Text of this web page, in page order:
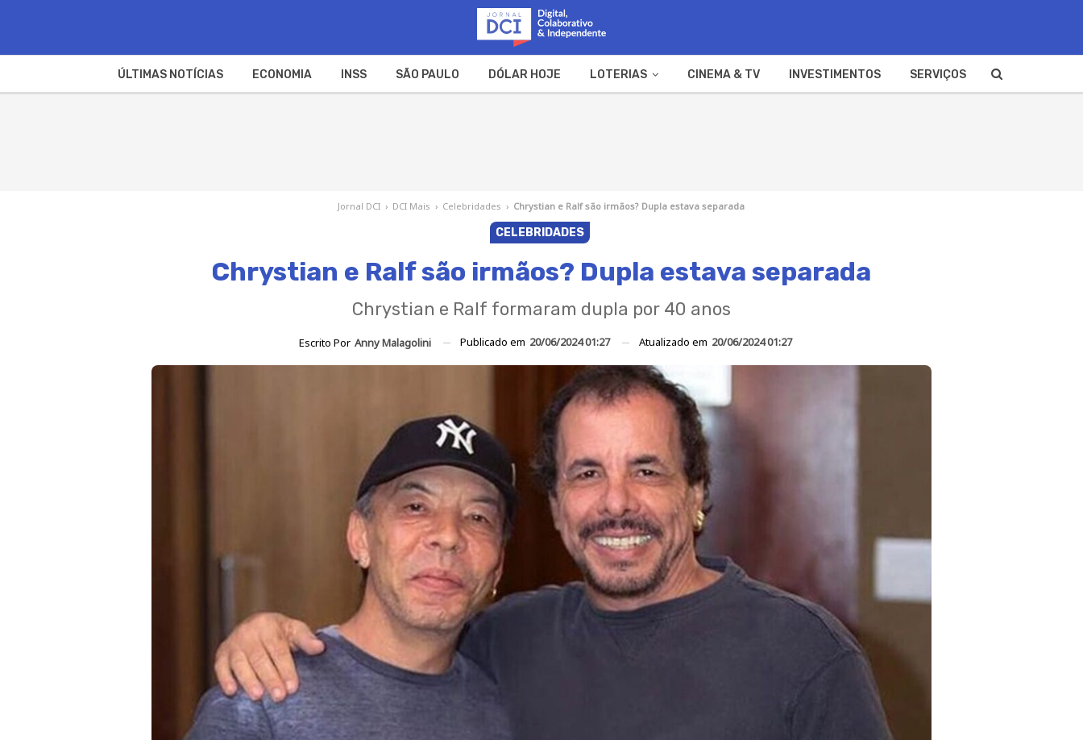
ÚLTIMAS NOTÍCIAS ECONOMIA INSS SÃO PAULO DÓLAR HOJE LOTERIAS CINEMA & TV INVESTIMENTOS SERVIÇOS
Jornal DCI › DCI Mais › Celebridades › Chrystian e Ralf são irmãos? Dupla estava separada
CELEBRIDADES
Chrystian e Ralf são irmãos? Dupla estava separada
Chrystian e Ralf formaram dupla por 40 anos
Escrito Por Anny Malagolini Publicado em 20/06/2024 01:27 Atualizado em 20/06/2024 01:27